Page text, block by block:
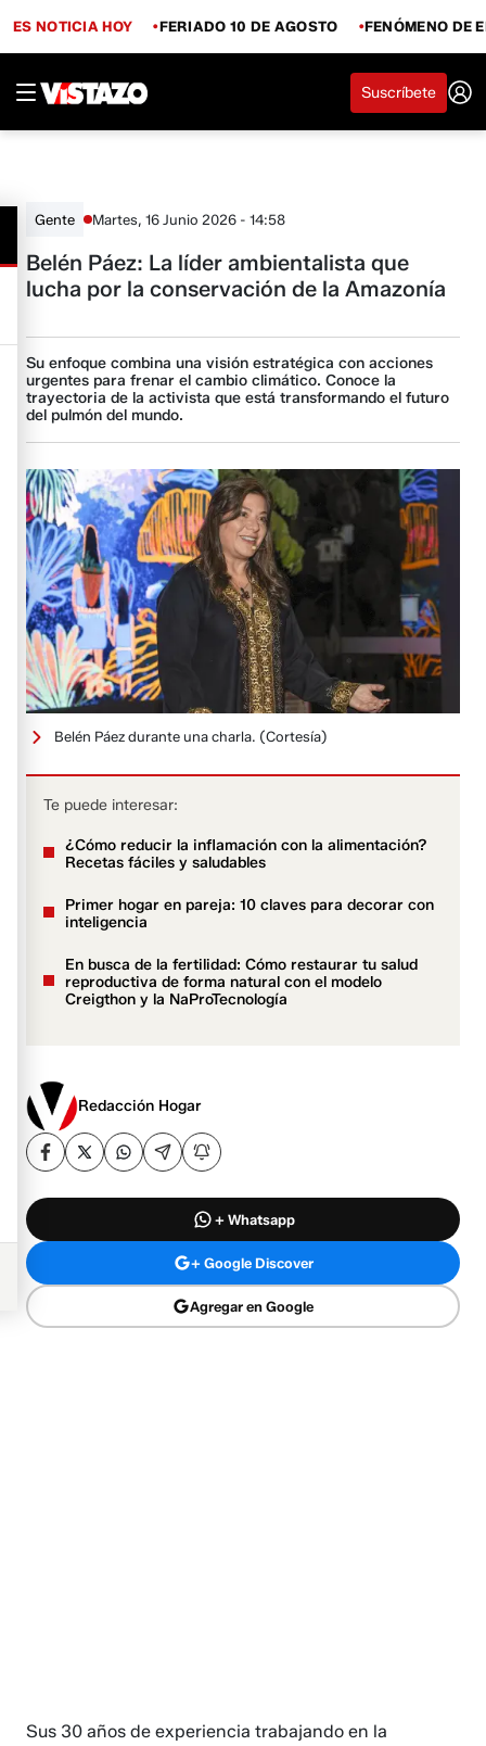
ES NOTICIA HOY FERIADO 10 DE AGOSTO FENÓMENO DE
Suscríbete
Gente Martes, 16 Junio 2026 - 14:58
Belén Páez: La líder ambientalista que
lucha por la conservación de la Amazonía
Su enfoque combina una visión estratégica con acciones
urgentes para frenar el cambio climático. Conoce la
trayectoria de la activista que está transformando el futuro
del pulmón del mundo.
Belén Páez durante una charla. (Cortesía)
Te puede interesar:
¿Cómo reducir la inflamación con la alimentación?
Recetas fáciles y saludables
Primer hogar en pareja: 10 claves para decorar con
inteligencia
En busca de la fertilidad: Cómo restaurar tu salud
reproductiva de forma natural con el modelo
Creigthon y la NaProTecnología
Redacción Hogar
+ Whatsapp
+ Google Discover
Agregar en Google
Sus 30 años de experiencia trabajando en la